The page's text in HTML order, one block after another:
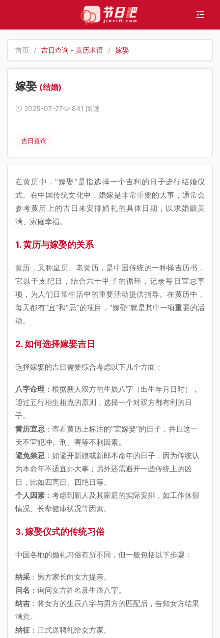
首页 / 吉日查询 - 黄历术语 / 嫁娶
嫁娶 (结婚)
2025-07-27 841 阅读
吉日查询
在黄历中，“嫁娶”是指选择一个吉利的日子进行结婚仪
式。在中国传统文化中，婚嫁是非常重要的大事，通常会
参考黄历上的吉日来安排婚礼的具体日期，以求婚姻美
满、家庭幸福。
1. 黄历与嫁娶的关系
黄历，又称皇历、老黄历，是中国传统的一种择吉历书，
它以干支纪日，结合六十甲子的循环，记录每日宜忌事
项，为人们日常生活中的重要活动提供指导。在黄历中，
每天都有“宜”和“忌”的项目，“嫁娶”就是其中一项重要的活
动。
2. 如何选择嫁娶吉日
选择嫁娶的吉日需要综合考虑以下几个方面：
八字命理 ：根据新人双方的生辰八字（出生年月日时），
通过五行相生相克的原则，选择一个对双方都有利的日
子。
黄历宜忌 ：查看黄历上标注的“宜嫁娶”的日子，并且这一
天不宜犯冲、刑、害等不利因素。
避免禁忌 ：如避开新娘或新郎本命年的日子，因为传统认
为本命年不适宜办大事；另外还需避开一些传统上的凶
日，比如四离日、四绝日等。
个人因素 ：考虑到新人及其家庭的实际安排，如工作休假
情况、长辈健康状况等因素。
3. 嫁娶仪式的传统习俗
中国各地的婚礼习俗有所不同，但一般包括以下步骤：
纳采 ：男方家长向女方提亲。
问名 ：询问女方姓名及生辰八字。
纳吉 ：将女方的生辰八字与男方的匹配后，告知女方结果
满意。
纳征 ：正式送聘礼给女方家。